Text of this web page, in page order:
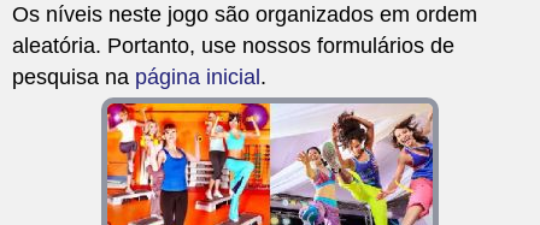
Os níveis neste jogo são organizados em ordem
aleatória. Portanto, use nossos formulários de
pesquisa na página inicial.